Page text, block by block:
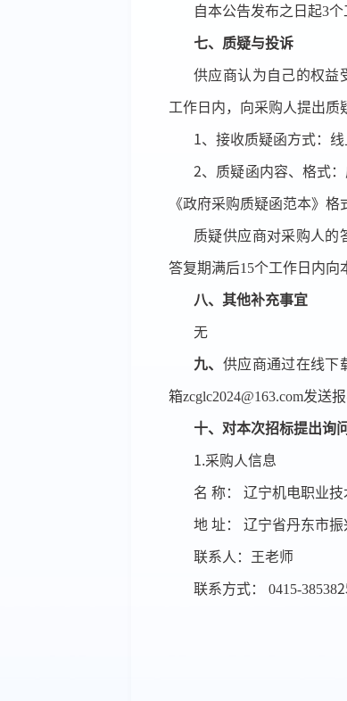
自本公告发布之日起3个
七、质疑与投诉
供应商认为自己的权益
工作日内，向采购人提出质
1、接收质疑函方式：
2、质疑函内容、格式
《政府采购质疑函范本》格
质疑供应商对采购人的
答复期满后15个工作日内向
八、其他补充事宜
无
九、 供应商通过在线下
箱zcglc2024@163.com发送报
十、对本次招标提出询
1.采购人信息
名 称： 辽宁机电职业技
地 址： 辽宁省丹东市
联系人：王老师
联系方式： 0415-38538
资产